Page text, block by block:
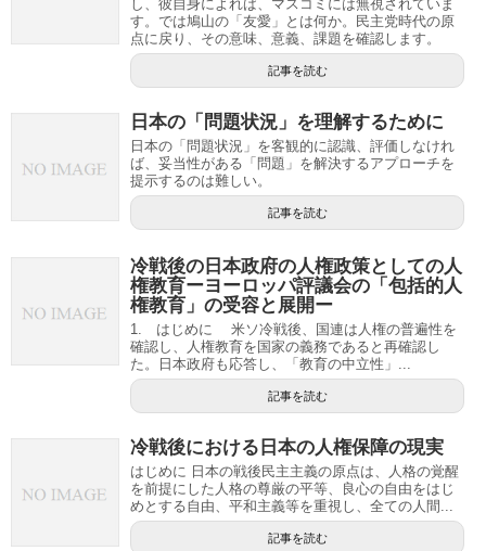
し、彼自身によれば、マスコミには無視されていま
す。では鳩山の「友愛」とは何か。民主党時代の原
点に戻り、その意味、意義、課題を確認します。
記事を読む
日本の「問題状況」を理解するために
日本の「問題状況」を客観的に認識、評価しなけれ
ば、妥当性がある「問題」を解決するアプローチを
提示するのは難しい。
記事を読む
冷戦後の日本政府の人権政策としての人
権教育ーヨーロッパ評議会の「包括的人
権教育」の受容と展開ー
1. はじめに 米ソ冷戦後、国連は人権の普遍性を
確認し、人権教育を国家の義務であると再確認し
た。日本政府も応答し、「教育の中立性」...
記事を読む
冷戦後における日本の人権保障の現実
はじめに 日本の戦後民主主義の原点は、人格の覚醒
を前提にした人格の尊厳の平等、良心の自由をはじ
めとする自由、平和主義等を重視し、全ての人間...
記事を読む